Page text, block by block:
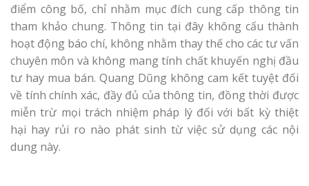
điểm công bố, chỉ nhằm mục đích cung cấp thông tin
tham khảo chung. Thông tin tại đây không cấu thành
hoạt động báo chí, không nhằm thay thế cho các tư vấn
chuyên môn và không mang tính chất khuyến nghị đầu
tư hay mua bán. Quang Dũng không cam kết tuyệt đối
về tính chính xác, đầy đủ của thông tin, đồng thời được
miễn trừ mọi trách nhiệm pháp lý đối với bất kỳ thiệt
hại hay rủi ro nào phát sinh từ việc sử dụng các nội
dung này.